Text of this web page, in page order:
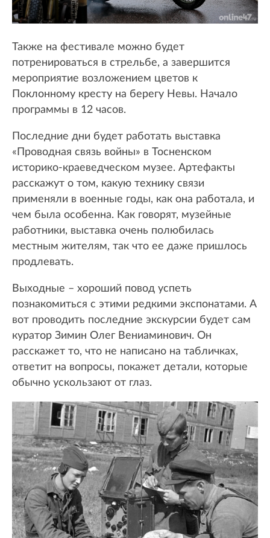
Также на фестивале можно будет
потренироваться в стрельбе, а завершится
мероприятие возложением цветов к
Поклонному кресту на берегу Невы. Начало
программы в 12 часов.
Последние дни будет работать выставка
«Проводная связь войны» в Тосненском
историко-краеведческом музее. Артефакты
расскажут о том, какую технику связи
применяли в военные годы, как она работала, и
чем была особенна. Как говорят, музейные
работники, выставка очень полюбилась
местным жителям, так что ее даже пришлось
продлевать.
Выходные – хороший повод успеть
познакомиться с этими редкими экспонатами. А
вот проводить последние экскурсии будет сам
куратор Зимин Олег Вениаминович. Он
расскажет то, что не написано на табличках,
ответит на вопросы, покажет детали, которые
обычно ускользают от глаз.